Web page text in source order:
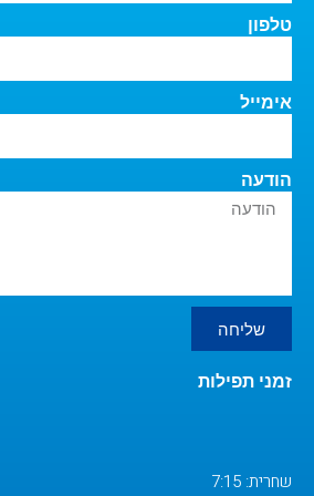
טלפון
אימייל
הודעה
שליחה
זמני תפילות
שחרית: 7:15